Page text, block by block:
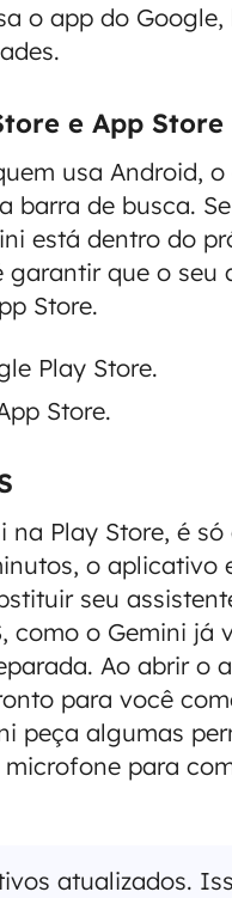
o app do
e App Store
usa Android,
barra de busca.
está dentro do
que o seu
Store.
Play Store.
Store.
na Play Store, é
o aplicativo
seu
como o Gemini já
Ao abrir o
para você
peça algumas
para
atualizados.